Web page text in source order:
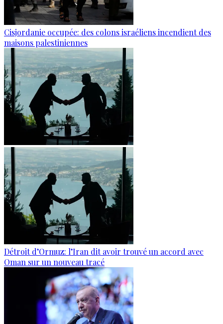
Cisjordanie occupée: des colons israéliens incendient des
maisons palestiniennes
Détroit d’Ormuz: l’Iran dit avoir trouvé un accord avec
Oman sur un nouveau tracé